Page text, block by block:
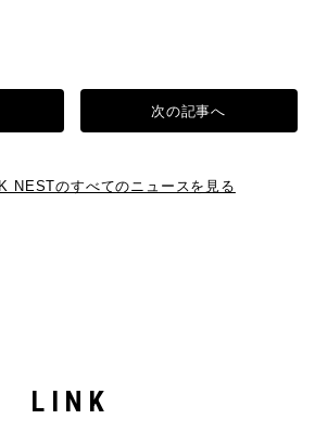
NESTのすべてのニュースを見る
次の記事へ
LINK